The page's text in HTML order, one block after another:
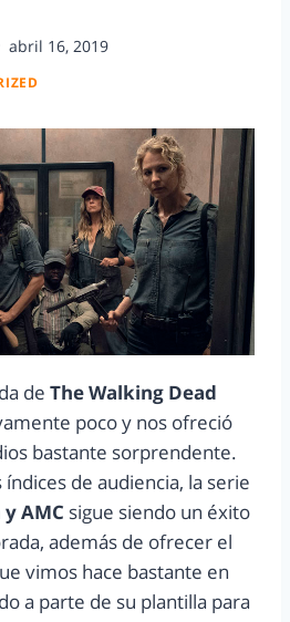
abril 16, 2019
de The Walking Dead
poco y nos ofreció
bastante sorprendente.
de audiencia, la serie
AMC sigue siendo un éxito
además de ofrecer el
vimos hace bastante en
a parte de su plantilla para